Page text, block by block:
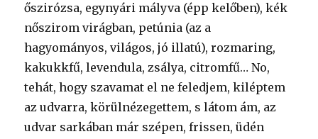
őszirózsa, egynyári mályva (épp kelőben), kék
nőszirom virágban, petúnia (az a
hagyományos, világos, jó illatú), rozmaring,
kakukkfű, levendula, zsálya, citromfű… No,
tehát, hogy szavamat el ne feledjem, kiléptem
az udvarra, körülnézegettem, s látom ám, az
udvar sarkában már szépen, frissen, üdén